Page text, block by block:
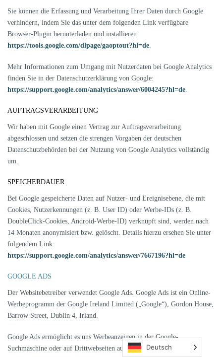
Sie können die Erfassung und Verarbeitung Ihrer Daten durch Google
verhindern, indem Sie das unter dem folgenden Link verfügbare
Browser-Plugin herunterladen und installieren:
https://tools.google.com/dlpage/gaoptout?hl=de.
Mehr Informationen zum Umgang mit Nutzerdaten bei Google Analytics
finden Sie in der Datenschutzerklärung von Google:
https://support.google.com/analytics/answer/6004245?hl=de.
AUFTRAGSVERARBEITUNG
Wir haben mit Google einen Vertrag zur Auftragsverarbeitung
abgeschlossen und setzen die strengen Vorgaben der deutschen
Datenschutzbehörden bei der Nutzung von Google Analytics vollständig
um.
SPEICHERDAUER
Bei Google gespeicherte Daten auf Nutzer- und Ereignisebene, die mit
Cookies, Nutzerkennungen (z. B. User ID) oder Werbe-IDs (z. B.
DoubleClick-Cookies, Android-Werbe-ID) verknüpft sind, werden nach
14 Monaten anonymisiert bzw. gelöscht. Details hierzu ersehen Sie unter
folgendem Link:
https://support.google.com/analytics/answer/7667196?hl=de
GOOGLE ADS
Der Websitebetreiber verwendet Google Ads. Google Ads ist ein Online-
Werbeprogramm der Google Ireland Limited („Google“), Gordon House,
Barrow Street, Dublin 4, Irland.
Google Ads ermöglicht es uns Werbeanzeigen in der Google-
Suchmaschine oder auf Drittwebseiten auszuspielen, wenn der Nutzer
Deutsch